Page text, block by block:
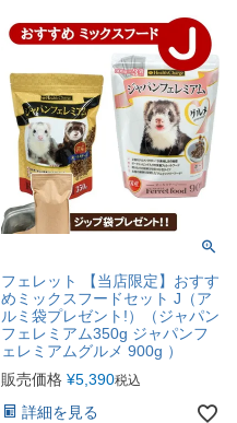
フェレット 【当店限定】おすす
めミックスフードセット J（ア
ルミ袋プレゼント!）（ジャパン
フェレミアム350g ジャパンフ
ェレミアムグルメ 900g ）
販売価格 ¥5,390税込
詳細を見る